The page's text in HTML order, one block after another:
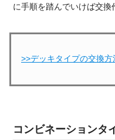
に手順を踏んでいけば交換
>>デッキタイプの交換
コンビネーション